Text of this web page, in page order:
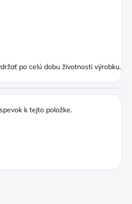
po celú dobu životnosti výrobku.
k tejto položke.